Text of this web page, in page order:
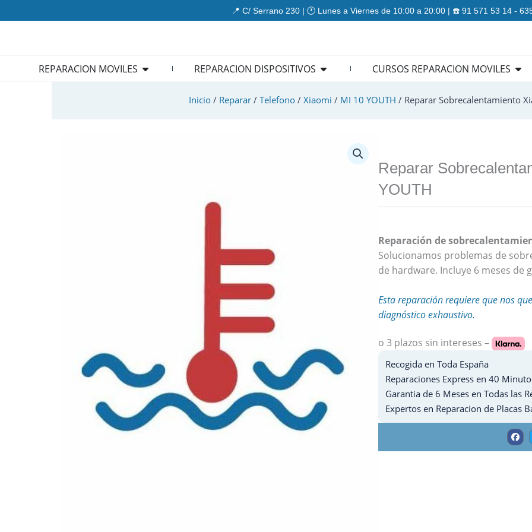
al
📍 C/ Serrano 230 | 🕐 Lunes a Viernes de 10:00 a 20:00 | ☎️ 91 571 53 14 -
REPARACION MOVILES Open REPARACION MOVILES
REPARACION DISPOSITIVOS Open REPARACION DISPOSITIVOS
CURSOS REPARACION MOVILES
Inicio/ Reparar/ Telefono/ Xiaomi / MI 10 YOUTH / Reparar Sobrecalentamiento
Reparar
YOUTH
Reparación de
Solucionamos problemas de
de hardware. Incluye 6 meses de
Esta reparación requiere que nos
diagnóstico exhaustivo.
o 3 plazos sin intereses –
Recogida en Toda España
Reparaciones Express en 40
Garantia de 6 Meses en Todas las
Expertos en Reparacion de Placas
F
a
c
e